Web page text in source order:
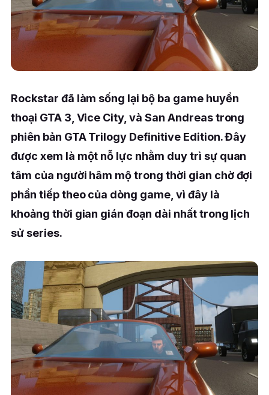
Rockstar đã làm sống lại bộ ba game huyền
thoại GTA 3, Vice City, và San Andreas trong
phiên bản GTA Trilogy Definitive Edition. Đây
được xem là một nỗ lực nhằm duy trì sự quan
tâm của người hâm mộ trong thời gian chờ đợi
phần tiếp theo của dòng game, vì đây là
khoảng thời gian gián đoạn dài nhất trong lịch
sử series.